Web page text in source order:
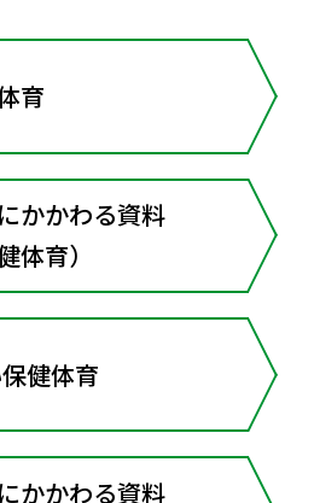
育
かかわる資料
体育）
健体育
かかわる資料